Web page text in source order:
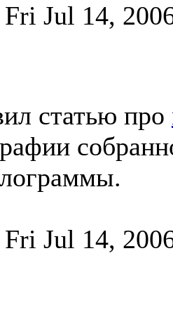
Jul 14,
статью про
Jul 14,